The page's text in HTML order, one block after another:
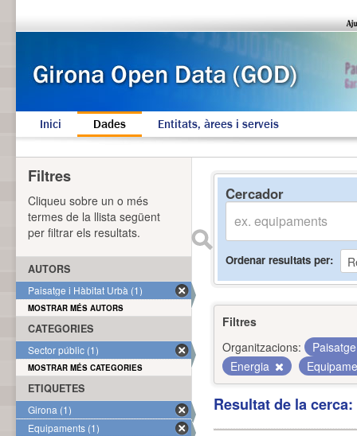
Inici Dades Entitats, àrees i serveis
Cercador
Ordenar resultats per
Filtres
Organitzacions:
Energia
Resultat de la
Filtres
Cliqueu sobre un o més
termes de la llista següent
per filtrar els resultats.
AUTORS
Paisatge i Hàbitat Urbà (1)
MOSTRAR MÉS AUTORS
CATEGORIES
Sector públic (1)
MOSTRAR MÉS CATEGORIES
ETIQUETES
Girona (1)
Equipaments (1)